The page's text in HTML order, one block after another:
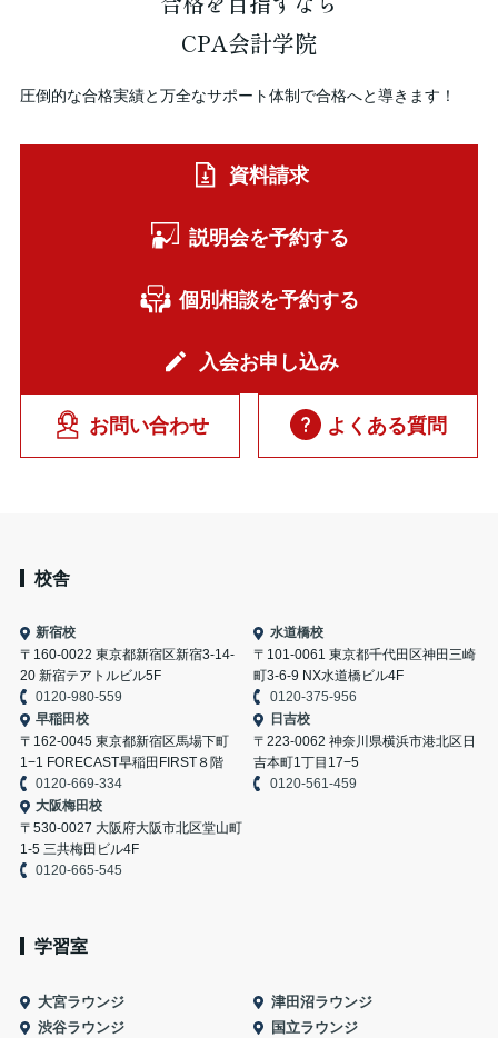
CPA会計学院
圧倒的な合格実績と万全なサポート体制で合格へと導きます！
資料請求
説明会を予約する
個別相談を予約する
入会お申し込み
お問い合わせ よくある質問
校舎
新宿校
〒160-0022 東京都新宿区新宿3-14-
20 新宿テアトルビル5F
0120-980-559
水道橋校
〒101-0061 東京都千代田区神田三崎
町3-6-9 NX水道橋ビル4F
0120-375-956
早稲田校
〒162-0045 東京都新宿区馬場下町
1−1 FORECAST早稲田FIRST８階
0120-669-334
日吉校
〒223-0062 神奈川県横浜市港北区日
吉本町1丁目17−5
0120-561-459
大阪梅田校
〒530-0027 大阪府大阪市北区堂山町
1-5 三共梅田ビル4F
0120-665-545
学習室
大宮ラウンジ
津田沼ラウンジ
渋谷ラウンジ
国立ラウンジ